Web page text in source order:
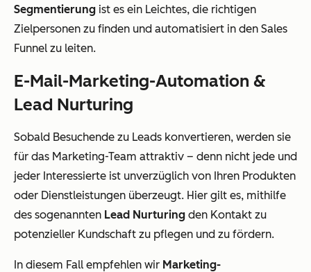
Segmentierung ist es ein Leichtes, die richtigen
Zielpersonen zu finden und automatisiert in den Sales
Funnel zu leiten.
E-Mail-Marketing-Automation &
Lead Nurturing
Sobald Besuchende zu Leads konvertieren, werden sie
für das Marketing-Team attraktiv – denn nicht jede und
jeder Interessierte ist unverzüglich von Ihren Produkten
oder Dienstleistungen überzeugt. Hier gilt es, mithilfe
des sogenannten Lead Nurturing den Kontakt zu
potenzieller Kundschaft zu pflegen und zu fördern.
In diesem Fall empfehlen wir Marketing-